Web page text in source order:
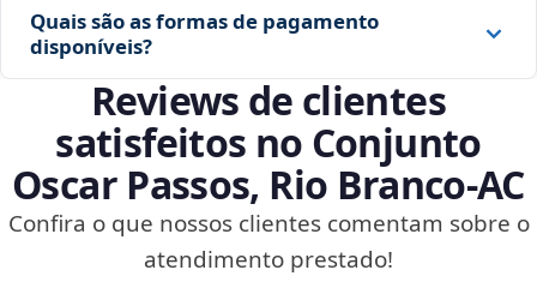
Quais são as formas de pagamento
disponíveis?
Reviews de clientes
satisfeitos no Conjunto
Oscar Passos, Rio Branco‑AC
Confira o que nossos clientes comentam sobre o
atendimento prestado!